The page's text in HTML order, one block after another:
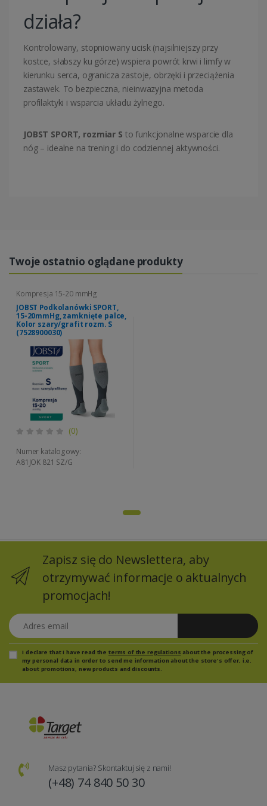
działa?
Kontrolowany, stopniowany ucisk (najsilniejszy przy
kostce, słabszy ku górze) wspiera powrót krwi i limfy w
kierunku serca, ogranicza zastoje, obrzęki i przeciążenia
zastawek. To bezpieczna, nieinwazyjna metoda
profilaktyki i wsparcia układu żylnego.
JOBST SPORT, rozmiar S to funkcjonalne wsparcie dla
nóg – idealne na trening i do codziennej aktywności.
Twoje ostatnio oglądane produkty
Kompresja 15-20 mmHg
JOBST Podkolanówki SPORT,
15-20mmHg, zamknięte palce,
Kolor szary/grafit rozm. S
(7528900030)
(0)
Numer katalogowy:
A81JOK 821 SZ/G
Zapisz się do Newslettera, aby
otrzymywać informacje o aktualnych
promocjach!
Adres email
I declare that I have read the terms of the regulations about the processing of
my personal data in order to send me information about the store's offer, i.e.
about promotions, new products and discounts.
Masz pytania? Skontaktuj się z nami!
(+48) 74 840 50 30